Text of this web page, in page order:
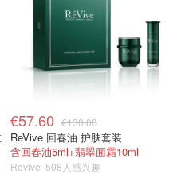
€57.60 €130.00
ReVive 回春油 护肤套装
含回春油5ml+翡翠面霜10ml
Revive 508人感兴趣